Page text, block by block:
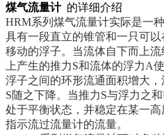
煤气流量计 的详细介绍
HRM系列煤气流量计实际是一种
具有一段直立的锥管和一只可
移动的浮子。当流体自下而上
上产生的推力S和流体的浮力A
浮子之间的环形流通面积增大
S随之下降。当推力S与浮力之
处于平衡状态，并稳定在某一
指示流过流量计的流量。